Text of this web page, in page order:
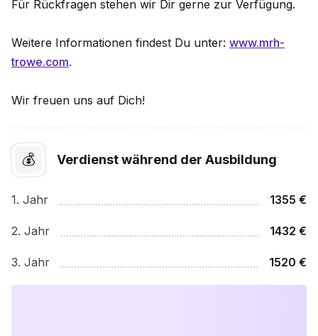
Für Rück­fragen stehen wir Dir gerne zur Ver­fügung.
Weitere Informa­tionen findest Du unter: www.mrh-
trowe.com.
Wir freuen uns auf Dich!
💰 Verdienst während der Ausbildung
1. Jahr 1355 €
2. Jahr 1432 €
3. Jahr 1520 €